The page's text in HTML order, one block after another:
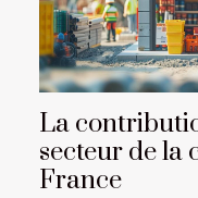
La
secteur de la
France